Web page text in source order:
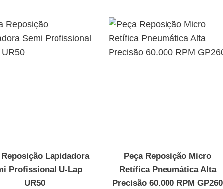
Reposição Lapidadora
Profissional U-Lap
UR50
Peça Reposição Micro
Retífica Pneumática Alta
Precisão 60.000 RPM GP260